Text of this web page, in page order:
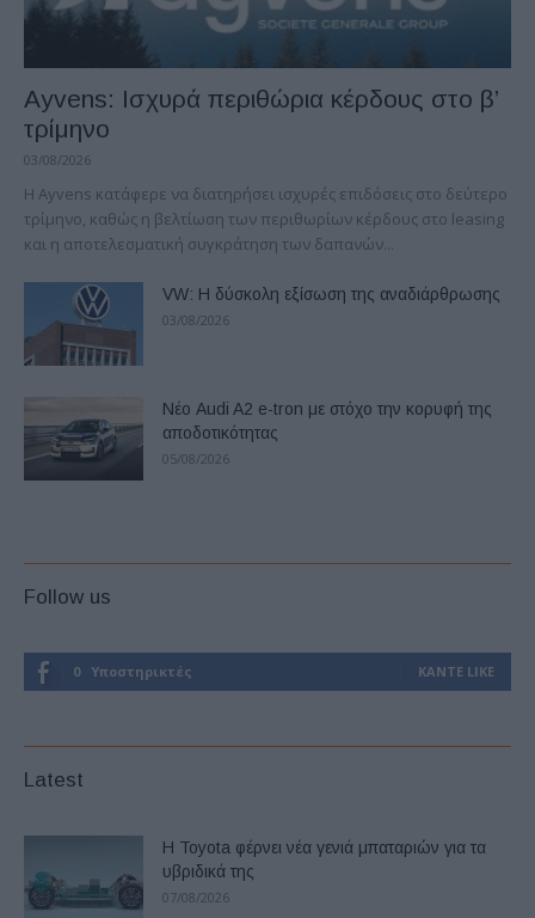
Ayvens: Iσχυρά περιθώρια κέρδους στο β’
τρίμηνο
03/08/2026
Η Ayvens κατάφερε να διατηρήσει ισχυρές επιδόσεις στο δεύτερο
τρίμηνο, καθώς η βελτίωση των περιθωρίων κέρδους στο leasing
και η αποτελεσματική συγκράτηση των δαπανών...
VW: Η δύσκολη εξίσωση της αναδιάρθρωσης
03/08/2026
Νέο Audi A2 e-tron με στόχο την κορυφή της
αποδοτικότητας
05/08/2026
Follow us
0 Υποστηρικτές ΚΆΝΤΕ LIKE
Latest
Η Toyota φέρνει νέα γενιά μπαταριών για τα
υβριδικά της
07/08/2026